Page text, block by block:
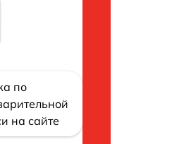
по
на сайте